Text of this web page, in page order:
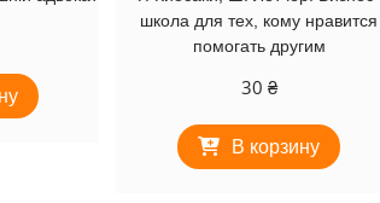
школа для тех, кому нравится
помогать другим
30 ₴
В корзину